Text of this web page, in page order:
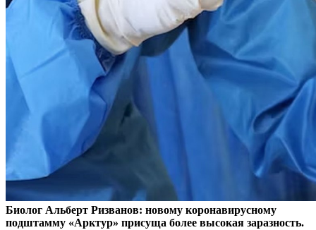
Биолог Альберт Ризванов: новому коронавирусному
подштамму «Арктур» присуща более высокая заразность.